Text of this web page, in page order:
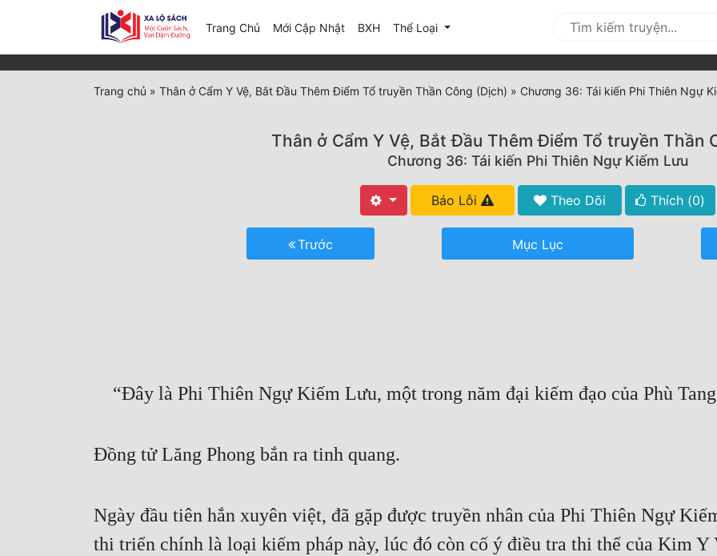
Trang Chủ Mới Cập Nhật(current)
BXH Thể Loại
Trang chủ » Thân ở Cẩm Y Vệ, Bắt Đầu Thêm Điểm Tổ truyền Thần Công (Dịch) » Chương 36: Tái kiến Phi Thiên Ngự
Thân ở Cẩm Y Vệ, Bắt Đầu Thêm Điểm Tổ truyền Thần
Chương 36: Tái kiến Phi Thiên Ngự Kiếm Lưu
Báo Lỗi Theo Dõi Thích (0)
Trước Mục Lục
“Đây là Phi Thiên Ngự Kiếm Lưu, một trong năm đại kiếm đạo của Phù
Đồng tử Lăng Phong bắn ra tinh quang.
Ngày đầu tiên hắn xuyên việt, đã gặp được truyền nhân của Phi Thiên Ngự
thi triển chính là loại kiếm pháp này, lúc đó còn cố ý điều tra thi thể của Kim Y